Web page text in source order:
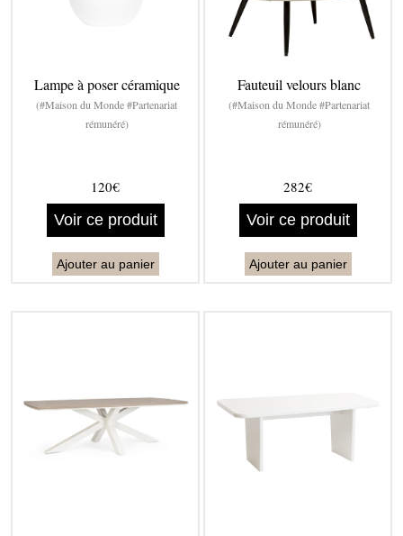
Lampe à poser céramique
(#Maison du Monde #Partenariat
rémunéré)
120€
Voir ce produit
Ajouter au panier
Fauteuil velours blanc
(#Maison du Monde #Partenariat
rémunéré)
282€
Voir ce produit
Ajouter au panier